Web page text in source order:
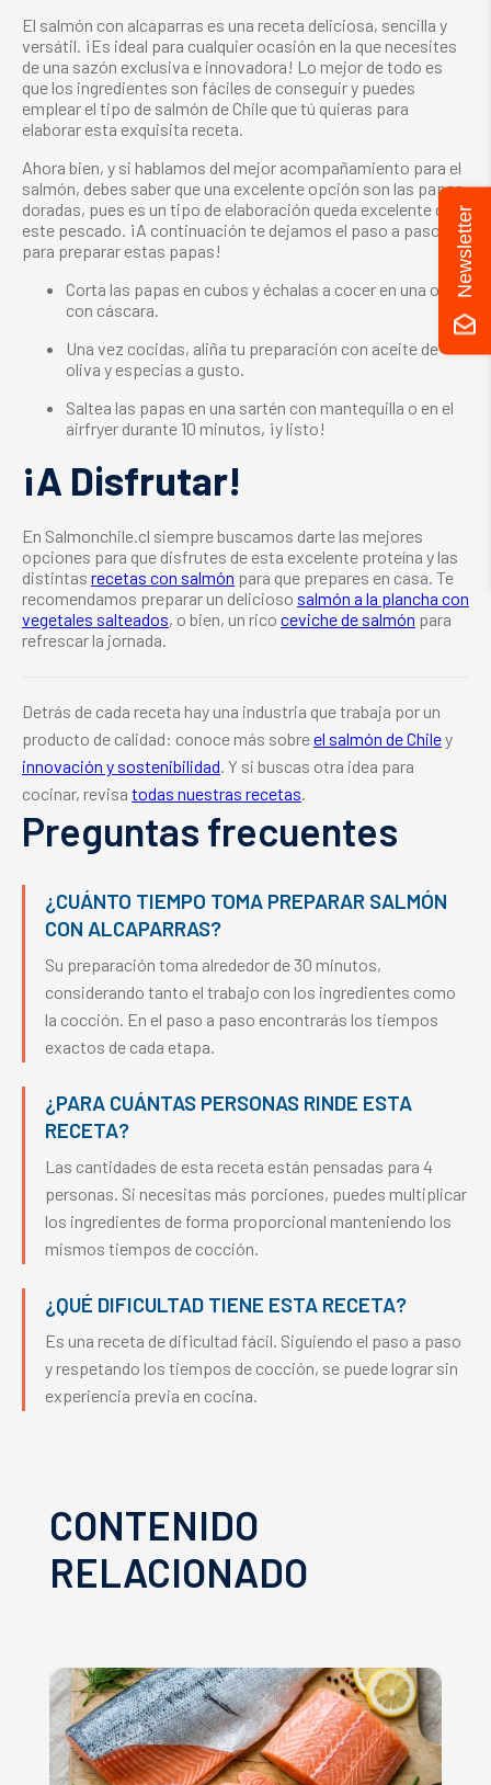
El salmón con alcaparras es una receta deliciosa, sencilla y
versátil. ¡Es ideal para cualquier ocasión en la que necesites
de una sazón exclusiva e innovadora! Lo mejor de todo es
que los ingredientes son fáciles de conseguir y puedes
emplear el tipo de salmón de Chile que tú quieras para
elaborar esta exquisita receta.
Ahora bien, y si hablamos del mejor acompañamiento para el
salmón, debes saber que una excelente opción son las papas
doradas, pues es un tipo de elaboración queda excelente con
este pescado. ¡A continuación te dejamos el paso a paso
para preparar estas papas!
Corta las papas en cubos y échalas a cocer en una olla
con cáscara.
Una vez cocidas, aliña tu preparación con aceite de
oliva y especias a gusto.
Saltea las papas en una sartén con mantequilla o en el
airfryer durante 10 minutos, ¡y listo!
¡A Disfrutar!
En Salmonchile.cl siempre buscamos darte las mejores
opciones para que disfrutes de esta excelente proteína y las
distintas recetas con salmón para que prepares en casa. Te
recomendamos preparar un delicioso salmón a la plancha con
vegetales salteados, o bien, un rico ceviche de salmón para
refrescar la jornada.
Detrás de cada receta hay una industria que trabaja por un
producto de calidad: conoce más sobreel salmón de Chiley
innovación y sostenibilidad . Y si buscas otra idea para
cocinar, revisa todas nuestras recetas
Preguntas frecuentes
¿CUÁNTO TIEMPO TOMA PREPARAR SALMÓN
CON ALCAPARRAS?
Su preparación toma alrededor de 30 minutos,
considerando tanto el trabajo con los ingredientes como
la cocción. En el paso a paso encontrarás los tiempos
exactos de cada etapa.
¿PARA CUÁNTAS PERSONAS RINDE ESTA
RECETA?
Las cantidades de esta receta están pensadas para 4
personas. Si necesitas más porciones, puedes multiplicar
los ingredientes de forma proporcional manteniendo los
mismos tiempos de cocción.
¿QUÉ DIFICULTAD TIENE ESTA RECETA?
Es una receta de dificultad fácil. Siguiendo el paso a paso
y respetando los tiempos de cocción, se puede lograr sin
experiencia previa en cocina.
CONTENIDO
RELACIONADO
Newsletter